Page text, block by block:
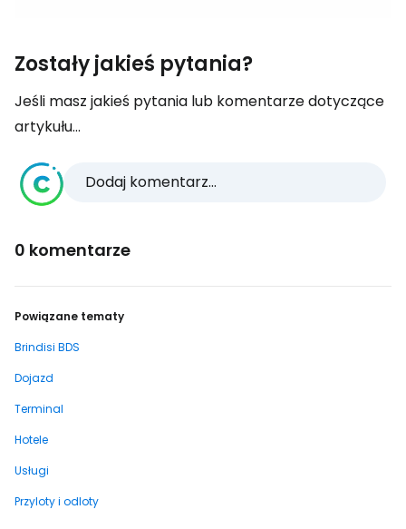
Zostały jakieś pytania?
Jeśli masz jakieś pytania lub komentarze dotyczące
artykułu...
Dodaj komentarz...
0 komentarze
Powiązane tematy
Brindisi BDS
Dojazd
Terminal
Hotele
Usługi
Przyloty i odloty